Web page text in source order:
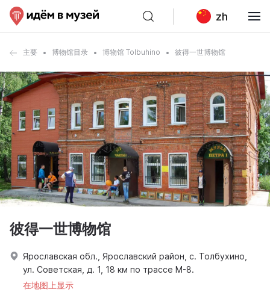
zh
主要 博物馆目录 博物馆 Tolbuhino 彼得一世博物馆
彼得一世博物馆
Ярославская обл., Ярославский район, с. Толбухино,
ул. Советская, д. 1, 18 км по трассе М-8.
在地图上显示